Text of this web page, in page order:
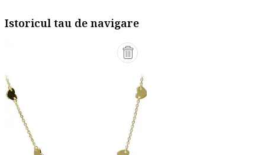
Istoricul tau de navigare